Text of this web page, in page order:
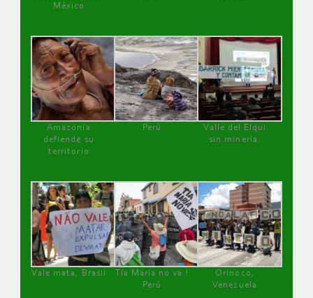
México
Amazonía
defiende su
territorio
Perú
Valle del Elqui
sin minería.
Vale mata, Brasil
Tía María no va !
Perú
Orinoco,
Venezuela